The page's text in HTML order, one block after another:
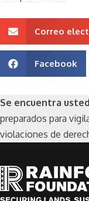
Correo
Facebook
Se encuentra
preparados para
violaciones de